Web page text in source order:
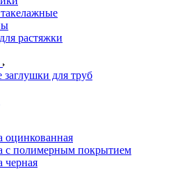
растяжки
для труб
оцинкованная
с полимерным покрытием
черная